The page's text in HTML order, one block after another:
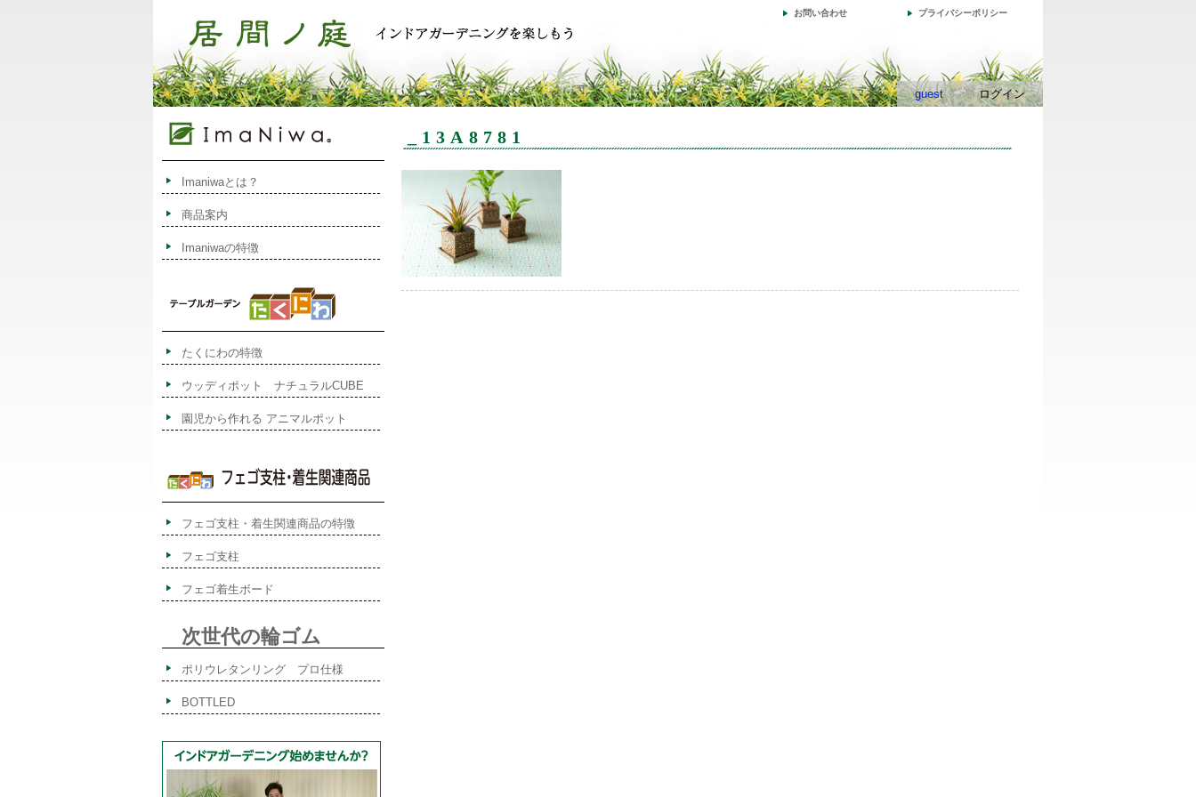
プライバシーポリシー
お問い合わせ
guest ログイン
_13A8781
Imaniwaとは？
商品案内
Imaniwaの特徴
たくにわの特徴
ウッディポット ナチュラルCUBE
園児から作れる アニマルポット
フェゴ支柱・着生関連商品の特徴
フェゴ支柱
フェゴ着生ボード
次世代の輪ゴム
ポリウレタンリング プロ仕様
BOTTLED